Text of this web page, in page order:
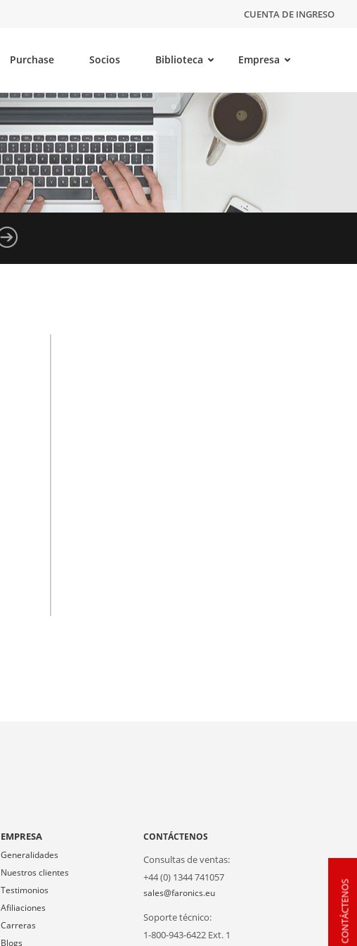
CUENTA DE INGRESO
Purchase Socios Biblioteca Empresa
EMPRESA
Generalidades
Nuestros clientes
Testimonios
Afiliaciones
Carreras
Blogs
CONTÁCTENOS
Consultas de ventas:
+44 (0) 1344 741057
sales@faronics.eu
Soporte técnico:
1-800-943-6422 Ext. 1
CONTÁCTENOS